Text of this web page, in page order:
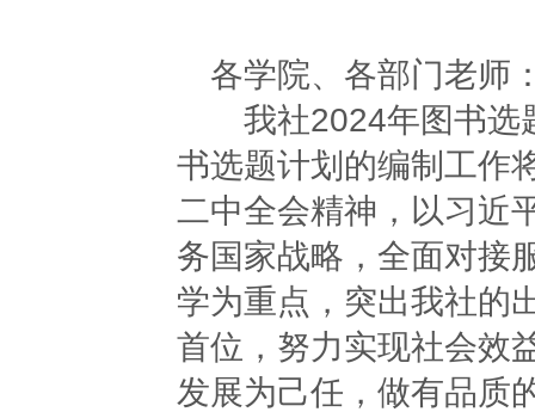
各学院、各部门老师
我社2024年图书选
书选题计划的编制工作
二中全会精神，以习近
务国家战略，全面对接
学为重点，突出我社的
首位，努力实现社会效
发展为己任，做有品质